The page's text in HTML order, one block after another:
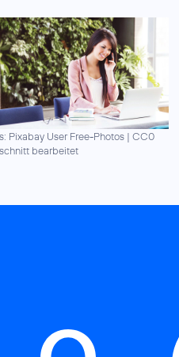
Pixabay User Free-Photos | CC0
bearbeitet